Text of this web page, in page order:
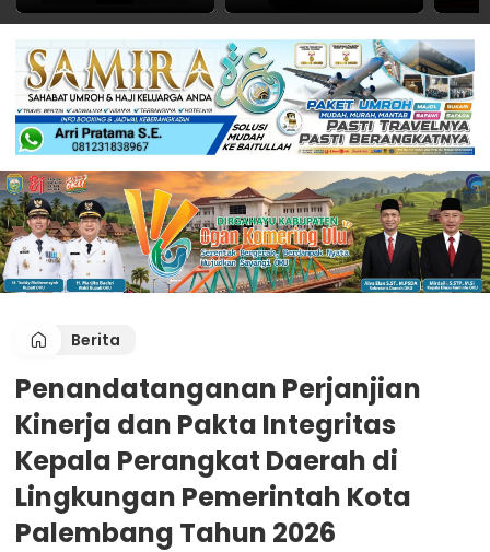
Limbah, CSR, dan
Kemitraan hasilnya
NOL
Berita
Penandatanganan Perjanjian
Kinerja dan Pakta Integritas
Kepala Perangkat Daerah di
Lingkungan Pemerintah Kota
Palembang Tahun 2026